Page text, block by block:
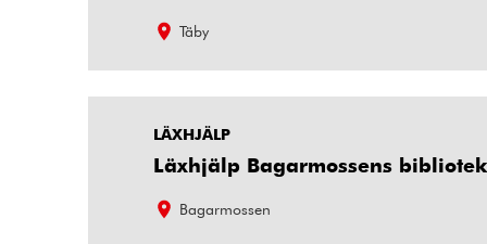
Täby
LÄXHJÄLP
Läxhjälp Bagarmossens bibliotek
Bagarmossen